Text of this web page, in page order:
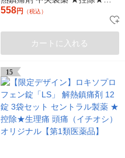
痛 頭痛 歯痛（イチオシ） オリ
558円 （税込）
カートに入れる
15